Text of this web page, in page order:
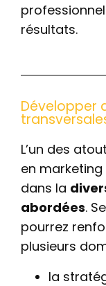
résultats.
Développer
L’un des
en
dans la
abordées.
pourrez
plusieurs
la